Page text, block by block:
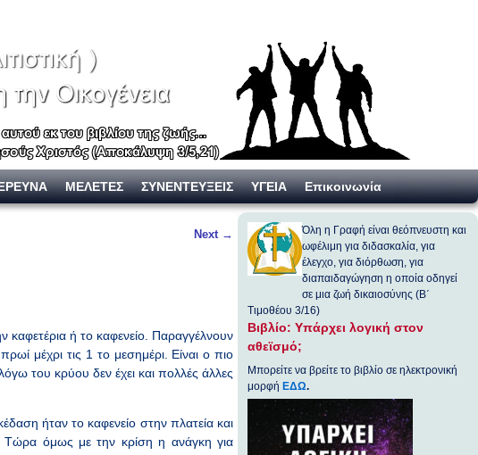
ΜΕΛΕΤΕΣ ΣΥΝΕΝΤΕΥΞΕΙΣ ΥΓΕΙΑ Επικοινωνία
Next →
καφετέρια ή το καφενείο. Παραγγέλνουν
μέχρι τις 1 το μεσημέρι. Είναι ο πιο
του κρύου δεν έχει και πολλές άλλες
ήταν το καφενείο στην πλατεία και
Τώρα όμως με την κρίση η ανάγκη για
Όλη η Γραφή είναι θεόπνευστη και
ωφέλιμη για διδασκαλία, για
έλεγχο, για διόρθωση, για
διαπαιδαγώγηση η οποία οδηγεί
σε μια ζωή δικαιοσύνης (Β΄
Τιμοθέου 3/16)
Βιβλίο: Υπάρχει λογική στον
αθεϊσμό;
Μπορείτε να βρείτε το βιβλίο σε ηλεκτρονική
μορφή ΕΔΩ.